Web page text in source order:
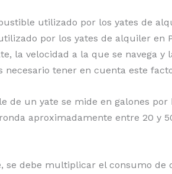
utilizado por los yates de
por los yates de alquiler en
la velocidad a la que se navega
tener en cuenta este
de un yate se mide en galones
aproximadamente entre 20 y
se debe multiplicar el consumo